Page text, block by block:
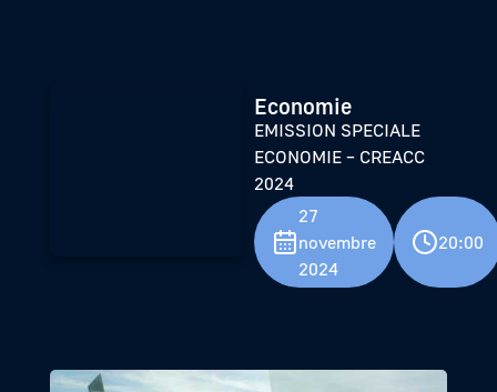
Economie
EMISSION SPECIALE
ECONOMIE – CREACC
2024
27
novembre
2024
20:00